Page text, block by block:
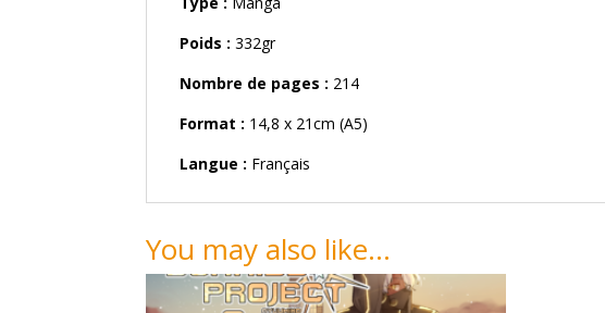
Poids : 332gr
Nombre de pages : 214
Format : 14,8 x 21cm (A5)
Langue : Français
You may also like…